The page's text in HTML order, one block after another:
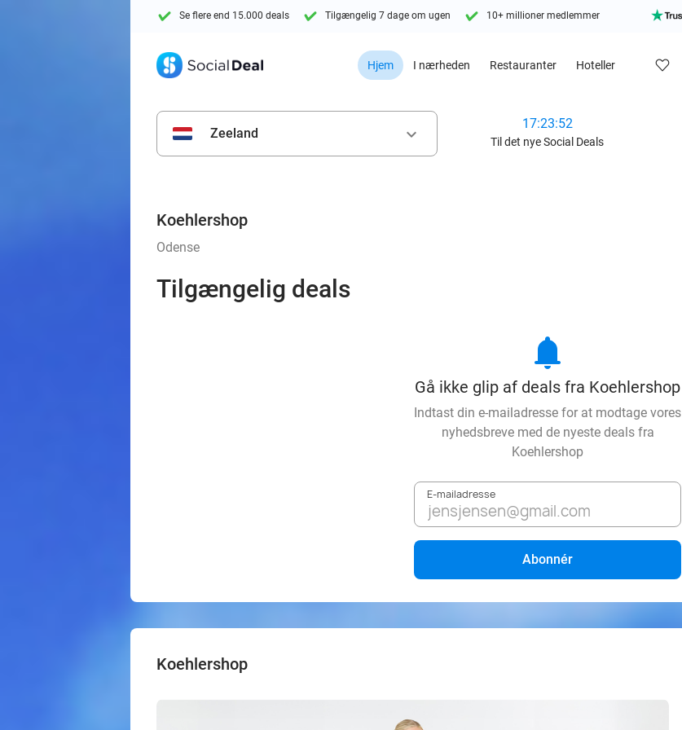
Se flere end 15.000 deals Tilgængelig 7 dage om ugen 10+ millioner medlemmer
Hjem I nærheden Restauranter Hoteller
Zeeland keyboard_arrow_down
17:23:51
Til det nye Social Deals
Koehlershop
Odense
Tilgængelig deals
notifications
Gå ikke glip af deals fra Koehlershop
Indtast din e-mailadresse for at modtage vores
nyhedsbreve med de nyeste deals fra
Koehlershop
E-mailadresse
Abonnér
Koehlershop